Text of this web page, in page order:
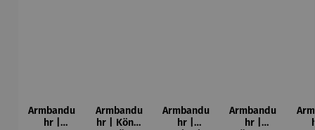
Armbandu
hr |
Armbandu
hr | König
Armbandu
hr |
Armbandu
hr |